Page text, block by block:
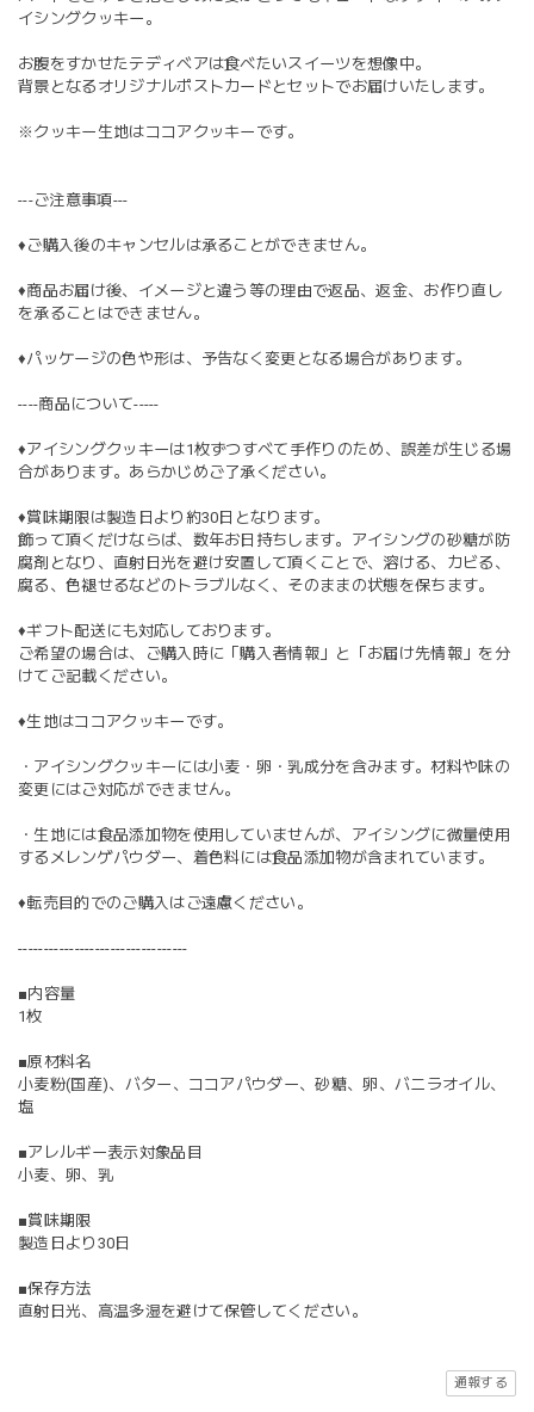
イシングクッキー。
お腹をすかせたテディベアは食べたいスイーツを想像中。
背景となるオリジナルポストカードとセットでお届けいたします。
※クッキー生地はココアクッキーです。
---ご注意事項---
♦︎ご購入後のキャンセルは承ることができません。
♦︎商品お届け後、イメージと違う等の理由で返品、返金、お作り直し
を承ることはできません。
♦︎パッケージの色や形は、予告なく変更となる場合があります。
----商品について-----
♦︎アイシングクッキーは1枚ずつすべて手作りのため、誤差が生じる場
合があります。あらかじめご了承ください。
♦︎賞味期限は製造日より約30日となります。
飾って頂くだけならば、数年お日持ちします。アイシングの砂糖が防
腐剤となり、直射日光を避け安置して頂くことで、溶ける、カビる、
腐る、色褪せるなどのトラブルなく、そのままの状態を保ちます。
♦︎ギフト配送にも対応しております。
ご希望の場合は、ご購入時に「購入者情報」と「お届け先情報」を分
けてご記載ください。
♦︎生地はココアクッキーです。
・アイシングクッキーには小麦・卵・乳成分を含みます。材料や味の
変更にはご対応ができません。
・生地には食品添加物を使用していませんが、アイシングに微量使用
するメレンゲパウダー、着色料には食品添加物が含まれています。
♦︎転売目的でのご購入はご遠慮ください。
---------------------------------
■内容量
1枚
■原材料名
小麦粉(国産)、バター、ココアパウダー、砂糖、卵、バニラオイル、
塩
■アレルギー表示対象品目
小麦、卵、乳
■賞味期限
製造日より30日
■保存方法
直射日光、高温多湿を避けて保管してください。
通報する